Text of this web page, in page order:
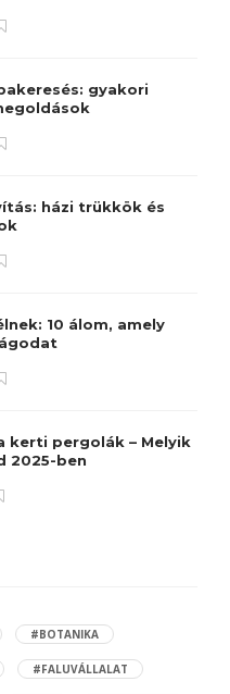
gyakori
házi trükkök és
10 álom, amely
kerti pergolák – Melyik
2025-ben
#BOTANIKA
#FALUVÁLLALAT